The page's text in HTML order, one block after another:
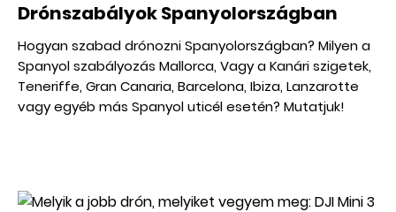
Drónszabályok Spanyolországban
Hogyan szabad drónozni Spanyolországban? Milyen a
Spanyol szabályozás Mallorca, Vagy a Kanári szigetek,
Teneriffe, Gran Canaria, Barcelona, Ibiza, Lanzarotte
vagy egyéb más Spanyol uticél esetén? Mutatjuk!